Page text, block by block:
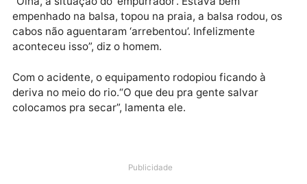
Na internet, um vídeo divulgado por um cinegrafista
amador de uma página relacionada somente a
Amazônia, mostra o resultado da falta de perícia dos
navegadores no Rio Madeira.
“Olha, a situação do ‘empurrador’. Estava bem